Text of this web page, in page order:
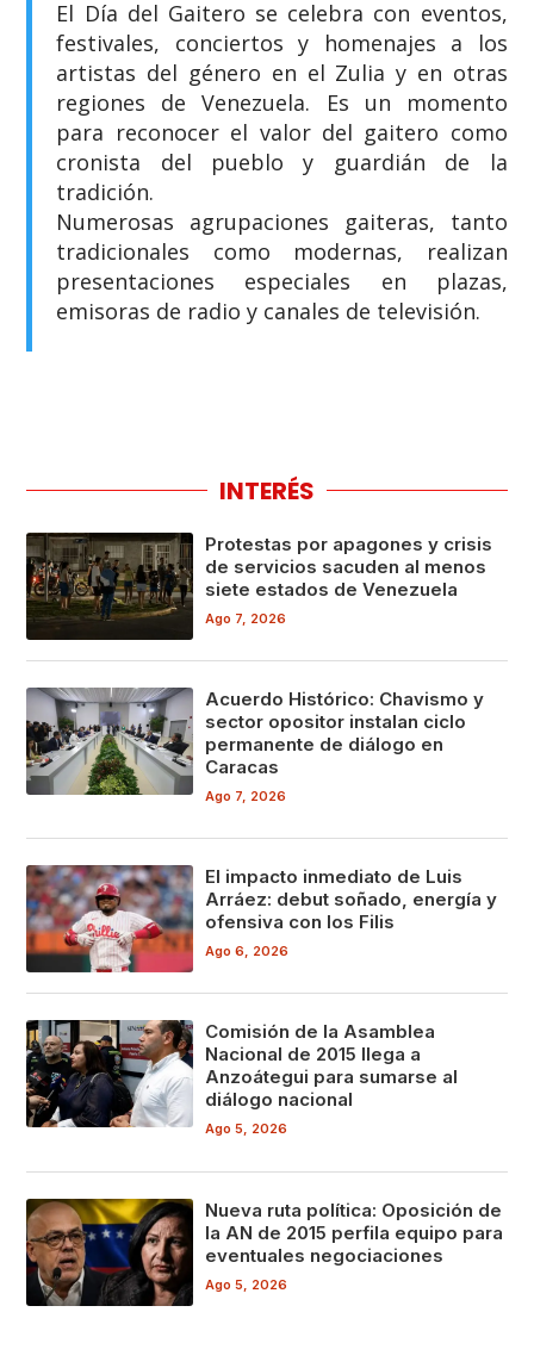
​El Día del Gaitero se celebra con eventos,
festivales, conciertos y homenajes a los
artistas del género en el Zulia y en otras
regiones de Venezuela. Es un momento
para reconocer el valor del gaitero como
cronista del pueblo y guardián de la
tradición.
​Numerosas agrupaciones gaiteras, tanto
tradicionales como modernas, realizan
presentaciones especiales en plazas,
emisoras de radio y canales de televisión.
INTERÉS
Protestas por apagones y crisis
de servicios sacuden al menos
siete estados de Venezuela
Ago 7, 2026
Acuerdo Histórico: Chavismo y
sector opositor instalan ciclo
permanente de diálogo en
Caracas
Ago 7, 2026
El impacto inmediato de Luis
Arráez: debut soñado, energía y
ofensiva con los Filis
Ago 6, 2026
Comisión de la Asamblea
Nacional de 2015 llega a
Anzoátegui para sumarse al
diálogo nacional
Ago 5, 2026
Nueva ruta política: Oposición de
la AN de 2015 perfila equipo para
eventuales negociaciones
Ago 5, 2026